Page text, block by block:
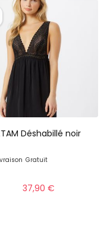
Déshabillé noir
Gratuit
37,90€